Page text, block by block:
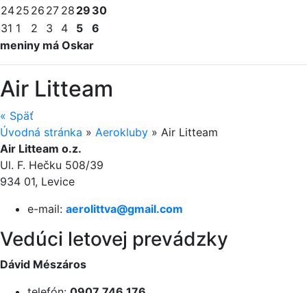
2425 26 27 28 29 30
31 1 2 3 4 5
6
meniny má Oskar
Air Litteam
« Späť
Úvodná stránka » Aerokluby » Air Litteam
Air Litteam o.z.
Ul. F. Hečku 508/39
934 01, Levice
e-mail: aerolittva@gmail.com
Vedúci letovej prevádzky
Dávid Mészáros